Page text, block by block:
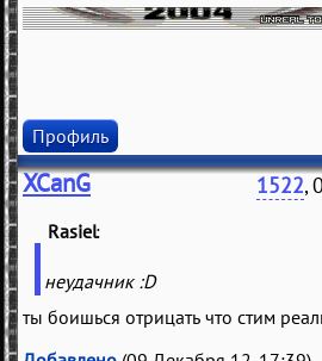
Профиль
XCanG 1522,
Rasiel
неудачник :D
ты боишься отрицать что стим